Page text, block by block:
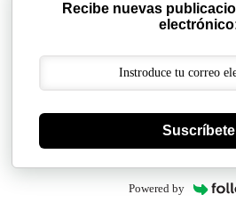
Recibe nuevas
Suscríbete
Powered by